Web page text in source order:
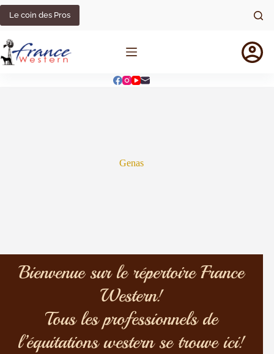
Le coin des Pros
Genas
Bienvenue sur le répertoire France
Western!
Tous les professionnels de
l’équitations western se trouve ici!